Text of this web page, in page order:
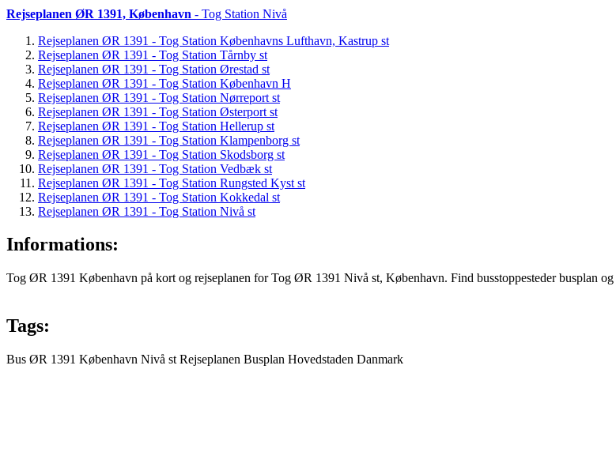
Rejseplanen ØR 1391, København - Tog Station Nivå
Rejseplanen ØR 1391 - Tog Station Københavns Lufthavn, Kastrup st
Rejseplanen ØR 1391 - Tog Station Tårnby st
Rejseplanen ØR 1391 - Tog Station Ørestad st
Rejseplanen ØR 1391 - Tog Station København H
Rejseplanen ØR 1391 - Tog Station Nørreport st
Rejseplanen ØR 1391 - Tog Station Østerport st
Rejseplanen ØR 1391 - Tog Station Hellerup st
Rejseplanen ØR 1391 - Tog Station Klampenborg st
Rejseplanen ØR 1391 - Tog Station Skodsborg st
Rejseplanen ØR 1391 - Tog Station Vedbæk st
Rejseplanen ØR 1391 - Tog Station Rungsted Kyst st
Rejseplanen ØR 1391 - Tog Station Kokkedal st
Rejseplanen ØR 1391 - Tog Station Nivå st
Informations:
Tog ØR 1391 København på kort og rejseplanen for Tog ØR 1391 Nivå st, København. Find busstoppesteder busplan
Tags:
Bus ØR 1391 København Nivå st Rejseplanen Busplan Hovedstaden Danmark